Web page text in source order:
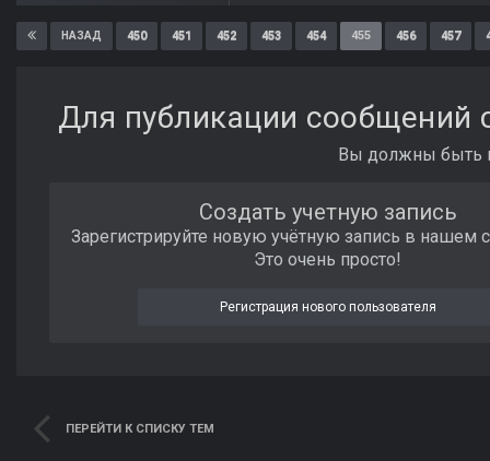
НАЗАД 450 451 452 453 454 455 456 457
Для публикации сообщений
Вы должны быть
Создать учетную запись
Зарегистрируйте новую учётную запись в нашем
Это очень просто!
Регистрация нового пользователя
ПЕРЕЙТИ К СПИСКУ ТЕМ